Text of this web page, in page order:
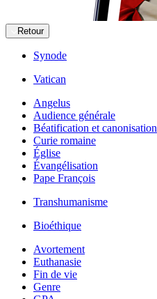
Retour
Synode
Vatican
Angelus
Audience générale
Béatification et canonisation
Curie romaine
Église
Évangélisation
Pape François
Transhumanisme
Bioéthique
Avortement
Euthanasie
Fin de vie
Genre